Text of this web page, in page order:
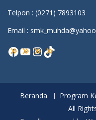
Telpon : (0271) 7893103
Email :
Facebook
YouTube
Instagram
TikTok
Beranda Program
All